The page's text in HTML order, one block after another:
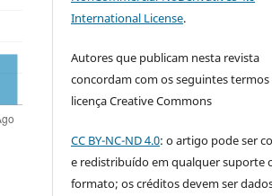
International License.
Autores que publicam nesta revista
concordam com os seguintes termos
licença Creative Commons
CC BY-NC-ND 4.0: o artigo pode ser
e redistribuído em qualquer suporte
formato; os créditos devem ser